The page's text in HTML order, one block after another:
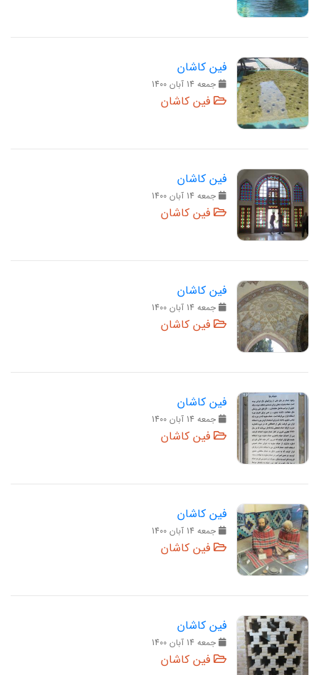
فین کاشان
جمعه 14 آبان 1400
فین کاشان
فین کاشان
جمعه 14 آبان 1400
فین کاشان
فین کاشان
جمعه 14 آبان 1400
فین کاشان
فین کاشان
جمعه 14 آبان 1400
فین کاشان
فین کاشان
جمعه 14 آبان 1400
فین کاشان
فین کاشان
جمعه 14 آبان 1400
فین کاشان